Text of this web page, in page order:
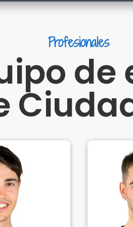
Profesionales